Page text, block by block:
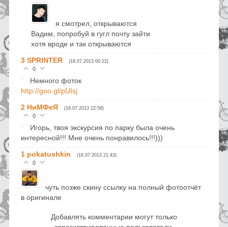
я смотрел, открываются
Вадим, попробуй в гугл почту зайти
хотя вроде и так открываются
3 SPRINTER (18.07.2013 00:22)
0
Немного фоток
http://goo.gl/pUIsj
2 НиМФеЯ (16.07.2013 22:58)
0
Игорь, твоя экскурсия по парку была очень
интересной!!! Мне очень понравилось!!!)))
1 pokatushkin (16.07.2013 21:43)
0
чуть позже скину ссылку на полный фотоотчёт
в оригинале
Добавлять комментарии могут только